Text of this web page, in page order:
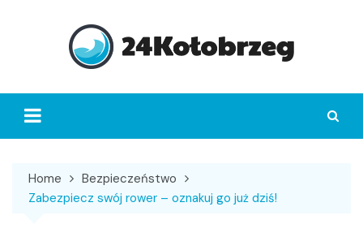
Home
Bezpieczeństwo
Zabezpiecz swój rower – oznakuj go już dziś!